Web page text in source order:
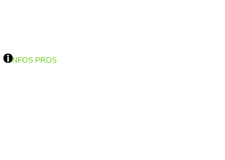
INFOS PROS